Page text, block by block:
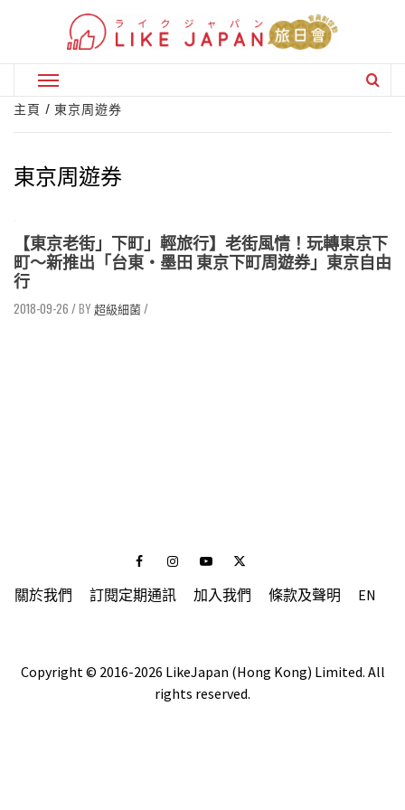
Primary
Menu
主頁 東京周遊券
東京周遊券
【東京老街」下町」輕旅行】老街風情！玩轉東京下
町～新推出「台東・墨田 東京下町周遊券」東京自由
行
2018-09-26 / 超級細菌/
FacebookInstagramYoutubeTwitter
關於我們 訂閱定期通訊 加入我們 條款及聲明 EN
Copyright © 2016-2026 LikeJapan (Hong Kong) Limited. All
rights reserved.